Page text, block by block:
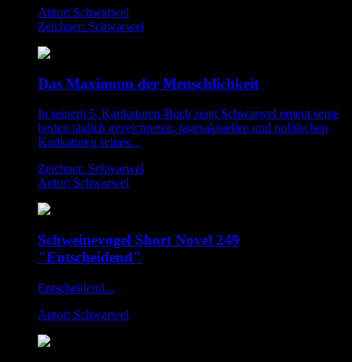
Autor: Schwarwel
Zeichner: Schwarwel
Das Maximum der Menschlichkeit
In seinem 5. Karikaturen-Buch zeigt Schwarwel erneut seine
besten täglich gezeichneten, tagesaktuellen und politischen
Karikaturen seines...
Zeichner: Schwarwel
Autor: Schwarwel
Schweinevogel Short Novel 249
"Entscheidend"
Entscheidend...
Autor: Schwarwel